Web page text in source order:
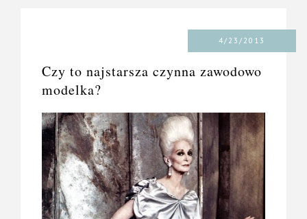
4/23/2013
Czy to najstarsza czynna zawodowo
modelka?